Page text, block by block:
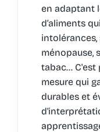
en adaptant
d’aliments
ménopause,
tabac… C'est
mesure qui
durables et